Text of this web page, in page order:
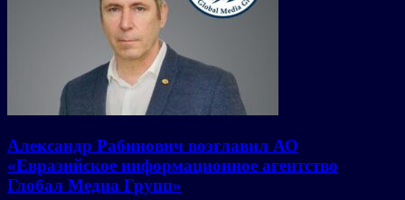
Александр Рабинович возглавил АО
«Евразийское информационное агентство
Глобал Медиа Групп»